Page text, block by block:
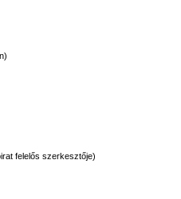
)
felelős szerkesztője)